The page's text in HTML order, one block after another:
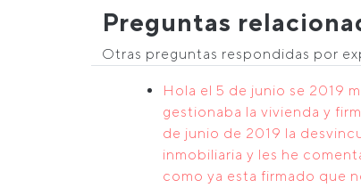
Preguntas
Otras preguntas respondidas por
Hola el 5 de junio se 2019
gestionaba la vivienda y
de junio de 2019 la
inmobiliaria y les he
como ya esta firmado que